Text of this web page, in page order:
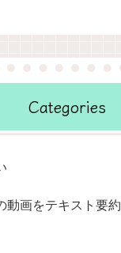
Categories
動画をテキスト要約